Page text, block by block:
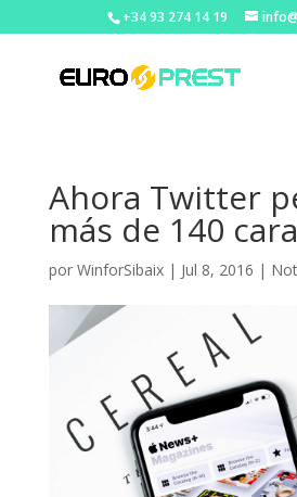
+34 93 274 14 19
Ahora Twitter
más de 140
por WinforSibaix| Jul 8, 2016 |